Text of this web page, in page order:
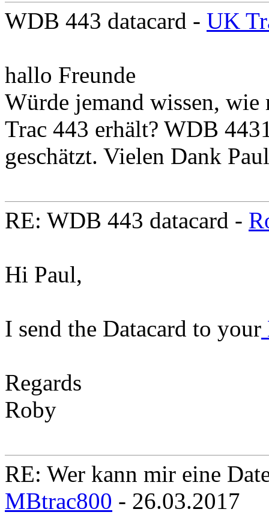
WDB 443 datacard - UK
hallo Freunde
Würde jemand wissen,
Trac 443 erhält? WDB
geschätzt. Vielen Dank Paul
RE: WDB 443 datacard -
Hi Paul,
I send the Datacard to your
Regards
Roby
RE: Wer kann mir eine
MBtrac800 - 26.03.2017